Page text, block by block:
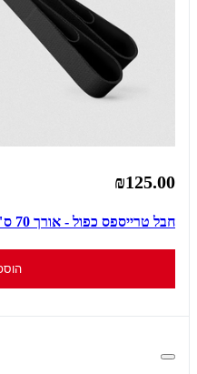
₪125.00
חבל טרייספס כפול - אורך 70 ס"מ